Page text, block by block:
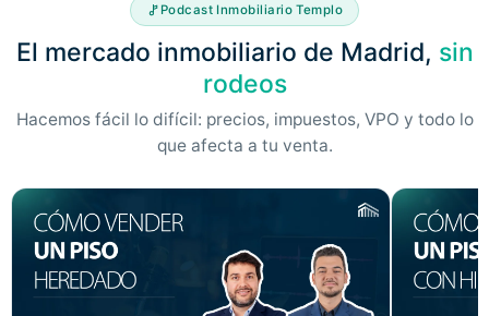
Podcast Inmobiliario Templo
El mercado inmobiliario de Madrid, sin
rodeos
Hacemos fácil lo difícil: precios, impuestos, VPO y todo lo
que afecta a tu venta.